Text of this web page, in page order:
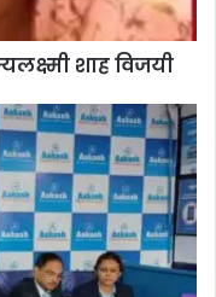
शाह विजयी